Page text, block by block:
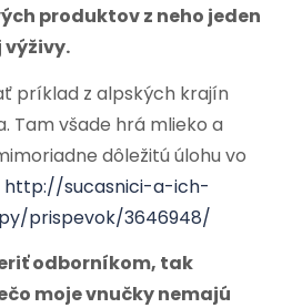
produktov z neho jeden
výživy.
príklad z alpských krajín
Tam všade hrá mlieko a
dôležitú úlohu vo
http://sucasnici-a-ich-
prispevok/3646948/
odborníkom, tak
moje vnučky nemajú